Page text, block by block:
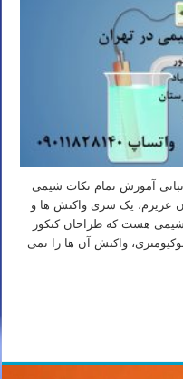
آموزش تمام نکات شیمی
عزیزم، یک سری واکنش ها و
شیمی هست که طراحان کنکور
واکنش آن ها را نمی